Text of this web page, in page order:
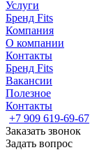
Услуги
Бренд Fits
Компания
О компании
Контакты
Бренд Fits
Вакансии
Полезное
Контакты
+7 909 619-69-67
Заказать звонок
Задать вопрос